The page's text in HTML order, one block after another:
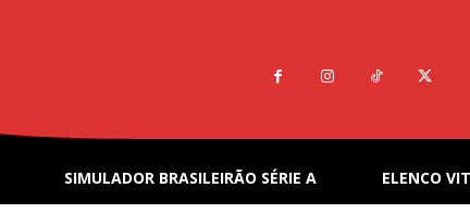
SIMULADOR BRASILEIRÃO SÉRIE A ELENCO